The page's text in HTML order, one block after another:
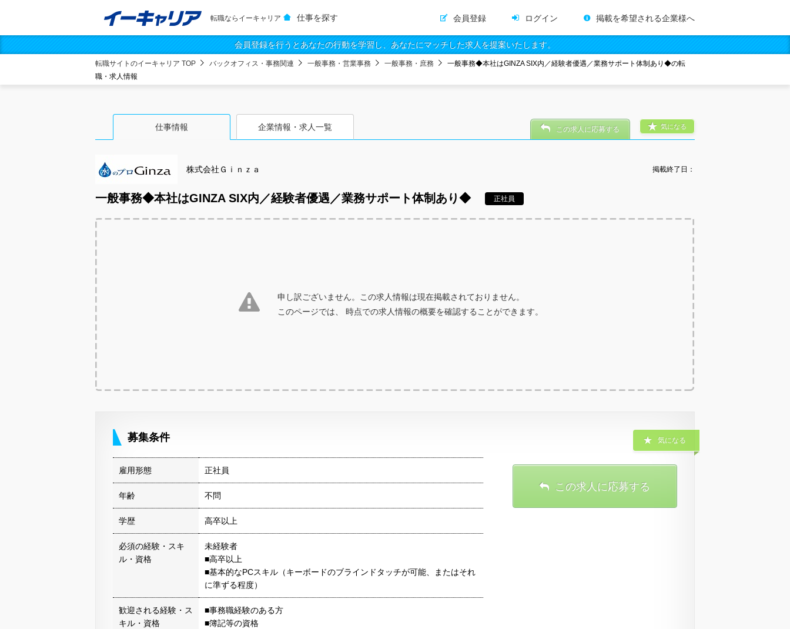
転職ならイーキャリア 仕事を探す 会員登録 ログイン 掲載を希望される企業様へ
会員登録を行うとあなたの行動を学習し、あなたにマッチした求人を提案いたします。
転職サイトのイーキャリア TOP バックオフィス・事務関連 一般事務・営業事務 一般事務・庶務
一般事務◆本社はGINZA SIX内／経験者優遇／業務サポート体制あり◆の転
職・求人情報
仕事情報 企業情報・求人一覧
株式会社Ｇｉｎｚａ 掲載終了日：
一般事務◆本社はGINZA SIX内／経験者優遇／業務サポート体制あり◆ 正社員
気になる
この求人に応募する
申し訳ございません。この求人情報は現在掲載されておりません。
このページでは、 時点での求人情報の概要を確認することができます。
募集条件
雇用形態 正社員
年齢 不問
学歴 高卒以上
必須の経験・スキ
ル・資格
未経験者
■高卒以上
■基本的なPCスキル（キーボードのブラインドタッチが可能、またはそれ
に準ずる程度）
歓迎される経験・ス
キル・資格
■事務職経験のある方
■簿記等の資格
気になる
この求人に応募する